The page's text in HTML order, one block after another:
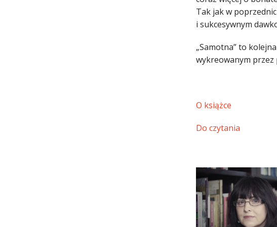
Tak jak w
i sukcesywnym
„Samotna” to
wykreowanym przez
O książce
Do czytania